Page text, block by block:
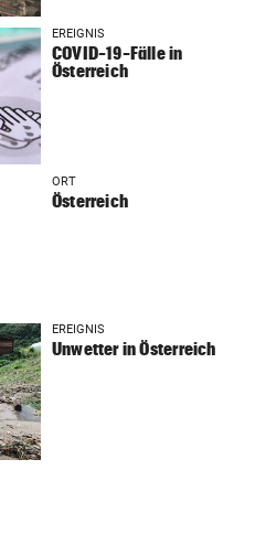
EREIGNIS
COVID-19-Fälle in
Österreich
ORT
Österreich
EREIGNIS
Unwetter in Österreich